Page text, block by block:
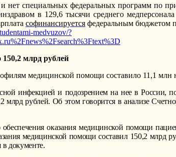
специальных федеральных программ по
в 129,6 тысячи среднего
софинансируется федеральным
medvuzov/?
млрд рублей
медицинской помощи составило 11,1
инфекцией и подозрением на нее в России,
млрд рублей. Об этом говорится в анализе
оказания медицинской помощи
медицинской помощи составил 150,2 млрд
в документе.